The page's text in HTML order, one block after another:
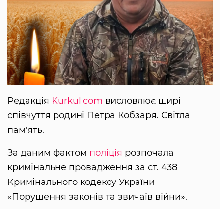
Редакція Kurkul.com висловлює щирі
співчуття родині Петра Кобзаря. Світла
пам'ять.
За даним фактом поліція розпочала
кримінальне провадження за ст. 438
Кримінального кодексу України
«Порушення законів та звичаїв війни».